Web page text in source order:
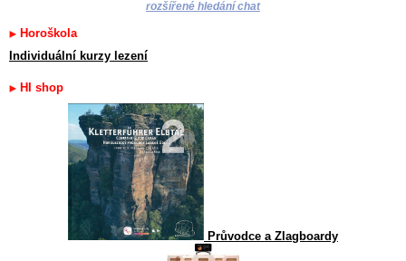
rozšířené hledání chat
Horoškola
Individuální kurzy lezení
HI shop
Průvodce a Zlagboardy